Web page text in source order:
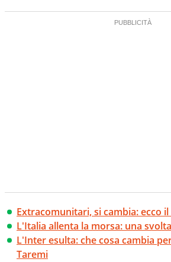
Extracomunitari, si cambia: ecco
L'Italia allenta la morsa: una
L'Inter esulta: che cosa cambia
Taremi